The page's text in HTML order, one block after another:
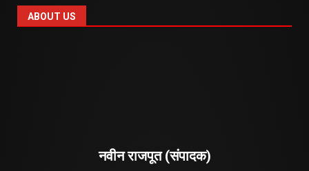
ABOUT US
नवीन राजपूत (संपादक)